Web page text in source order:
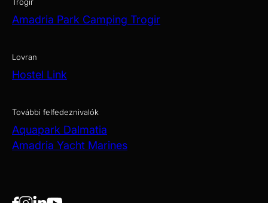
Amadria Park Camping Trogir
Lovran
Hostel Link
További felfedeznivalók
Aquapark Dalmatia
Amadria Yacht Marines